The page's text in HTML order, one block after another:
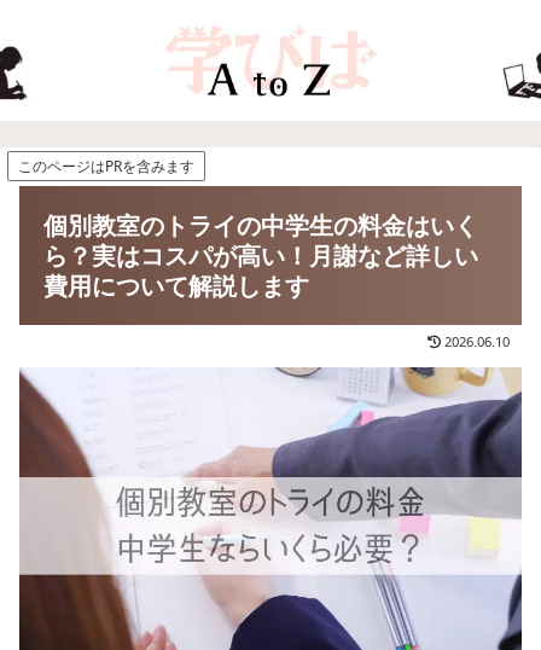
このページはPRを含みます
個別教室のトライの中学生の料金はいく
ら？実はコスパが高い！月謝など詳しい
費用について解説します
2026.06.10